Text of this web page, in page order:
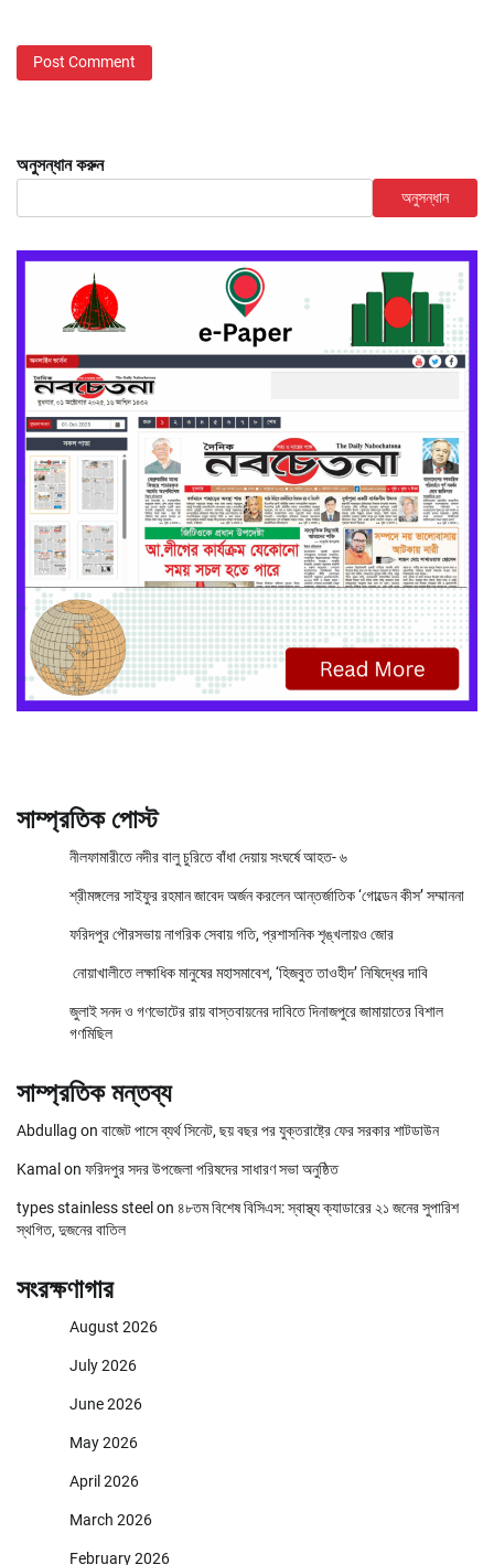
অনুসন্ধান করুন
অনুসন্ধান
সাম্প্রতিক পোস্ট
নীলফামারীতে নদীর বালু চুরিতে বাঁধা দেয়ায় সংঘর্ষে আহত- ৬
শ্রীমঙ্গলের সাইফুর রহমান জাবেদ অর্জন করলেন আন্তর্জাতিক ‘গোল্ডেন কীস’ সম্মাননা
ফরিদপুর পৌরসভায় নাগরিক সেবায় গতি, প্রশাসনিক শৃঙ্খলায়ও জোর
নোয়াখালীতে লক্ষাধিক মানুষের মহাসমাবেশ, ‘হিজবুত তাওহীদ’ নিষিদ্ধের দাবি
জুলাই সনদ ও গণভোটের রায় বাস্তবায়নের দাবিতে দিনাজপুরে জামায়াতের বিশাল
গণমিছিল
সাম্প্রতিক মন্তব্য
Abdullag on বাজেট পাসে ব্যর্থ সিনেট, ছয় বছর পর যুক্তরাষ্ট্রে ফের সরকার শাটডাউন
Kamal on ফরিদপুর সদর উপজেলা পরিষদের সাধারণ সভা অনুষ্ঠিত
types stainless steel on ৪৮তম বিশেষ বিসিএস: স্বাস্থ্য ক্যাডারের ২১ জনের সুপারিশ
স্থগিত, দুজনের বাতিল
সংরক্ষণাগার
August 2026
July 2026
June 2026
May 2026
April 2026
March 2026
February 2026